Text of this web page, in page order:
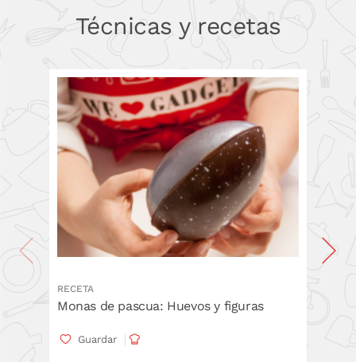
Técnicas y recetas
RECETA
Monas de pascua: Huevos y figuras
Guardar